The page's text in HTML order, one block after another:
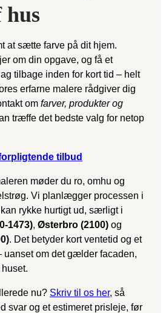
hus
at sætte farve på dit hjem.
om din opgave, og få et
tilbage inden for kort tid – helt
erfarne malere rådgiver dig
om farver, produkter og
træffe det bedste valg for netop
tilbud
møder du ro, omhu og
Vi planlægger processen i
rykke hurtigt ud, særligt i
1473), Østerbro (2100) og
. Det betyder kort ventetid og et
uanset om det gælder facaden,
nu? Skriv til os her, så
svar og et estimeret prisleje, før